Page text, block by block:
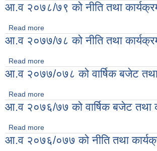
आ.व २०७८/७९ को नीति तथा
Read more
आ.व २०७७/७८ को नीति तथा
Read more
आ.व २०७७/०७८ को वार्षिक बजेट
Read more
आ.व २०७६/७७ को वार्षिक बजेट तथा
Read more
आ.व २०७६/०७७ को नीति तथा